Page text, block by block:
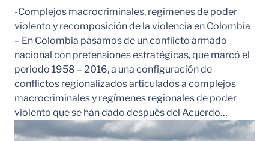
-Complejos macrocriminales, regímenes de poder
violento y recomposición de la violencia en Colombia
– En Colombia pasamos de un conflicto armado
nacional con pretensiones estratégicas, que marcó el
periodo 1958 – 2016, a una configuración de
conflictos regionalizados articulados a complejos
macrocriminales y regímenes regionales de poder
violento que se han dado después del Acuerdo…